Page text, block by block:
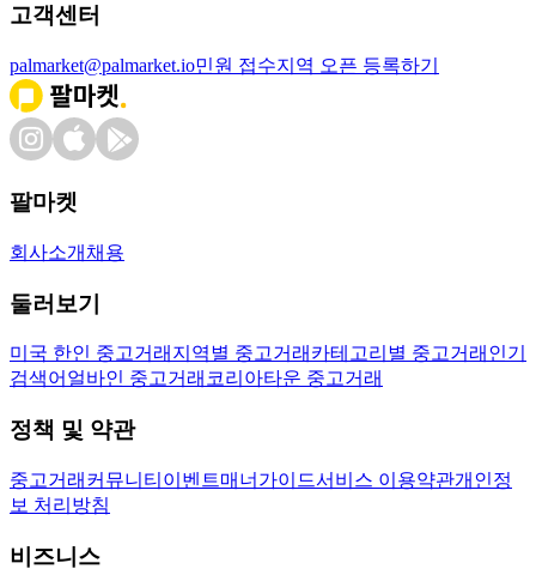
고객센터
palmarket@palmarket.io민원 접수지역 오픈 등록하기
팔마켓
회사소개 채용
둘러보기
미국 한인 중고거래 지역별 중고거래 카테고리별 중고거래 인기
검색어 얼바인 중고거래 코리아타운 중고거래
정책 및 약관
중고거래 커뮤니티 이벤트매너가이드서비스 이용약관개인정
보 처리방침
비즈니스